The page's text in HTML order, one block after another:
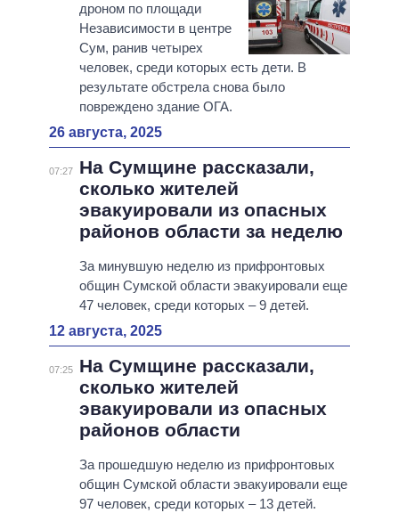
дроном по площади
Независимости в центре
Сум, ранив четырех
человек, среди которых есть дети. В
результате обстрела снова было
повреждено здание ОГА.
26 августа, 2025
07:27
На Сумщине рассказали,
сколько жителей
эвакуировали из опасных
районов области за неделю
За минувшую неделю из прифронтовых
общин Сумской области эвакуировали еще
47 человек, среди которых – 9 детей.
12 августа, 2025
07:25
На Сумщине рассказали,
сколько жителей
эвакуировали из опасных
районов области
За прошедшую неделю из прифронтовых
общин Сумской области эвакуировали еще
97 человек, среди которых – 13 детей.